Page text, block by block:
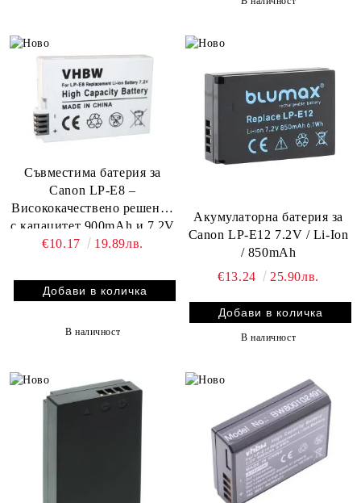
Съвместима батерия за
Canon LP-E8 –
Висококачествено решение
с капацитет 900mAh и 7.2V
€10.17
19.89лв.
В наличност
Акумулаторна батерия за
Canon LP-E12 7.2V / Li-Ion
/ 850mAh
€13.24
25.90лв.
В наличност